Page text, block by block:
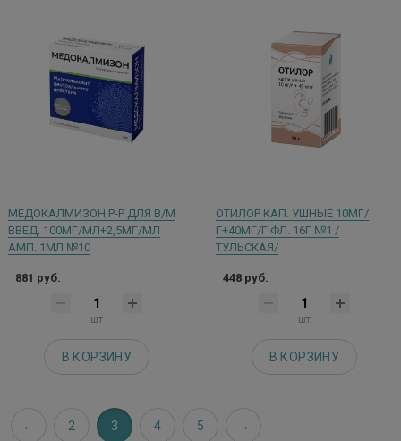
МЕДОКАЛМИЗОН Р-Р ДЛЯ В/М
ВВЕД. 100МГ/МЛ+2,5МГ/МЛ
АМП. 1МЛ №10
881 руб.
шт
В КОРЗИНУ
ОТИЛОР КАП. УШНЫЕ 10МГ/
Г+40МГ/Г ФЛ. 16Г №1 /
ТУЛЬСКАЯ/
448 руб.
шт
В КОРЗИНУ
2 3 4 5